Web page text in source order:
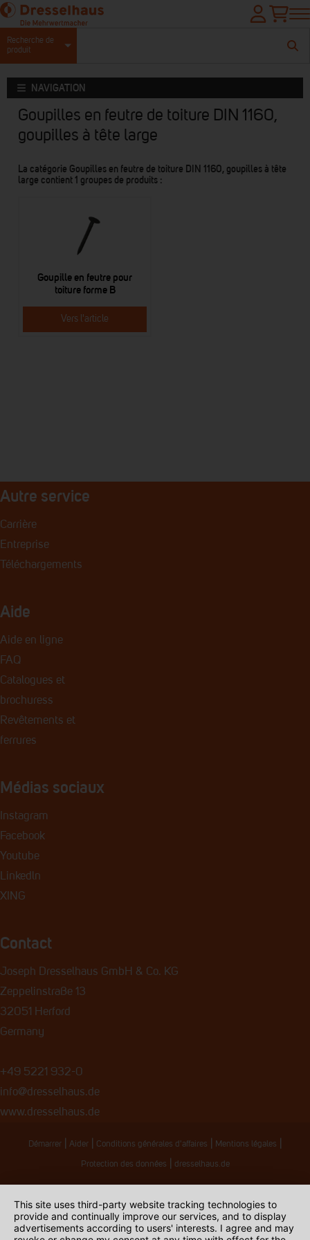
Recherche de
produit
NAVIGATION
Goupilles en feutre de toiture DIN 1160,
goupilles à tête large
La catégorie Goupilles en feutre de toiture DIN 1160, goupilles à tête
large contient 1 groupes de produits :
Goupille en feutre pour
toiture forme B
Vers l'article
Autre service
Carrière
Entreprise
Téléchargements
Aide
Aide en ligne
FAQ
Catalogues et
brochuress
Revêtements et
ferrures
Médias sociaux
Instagram
Facebook
Youtube
Linkedln
XING
Contact
Joseph Dresselhaus GmbH & Co. KG
Zeppelinstraße 13
32051 Herford
Germany
+49 5221 932-0
info@dresselhaus.de
www.dresselhaus.de
Démarrer Aider Conditions générales d'affaires Mentions légales
Protection des données dresselhaus.de
This site uses third-party website tracking technologies to
provide and continually improve our services, and to display
advertisements according to users' interests. I agree and may